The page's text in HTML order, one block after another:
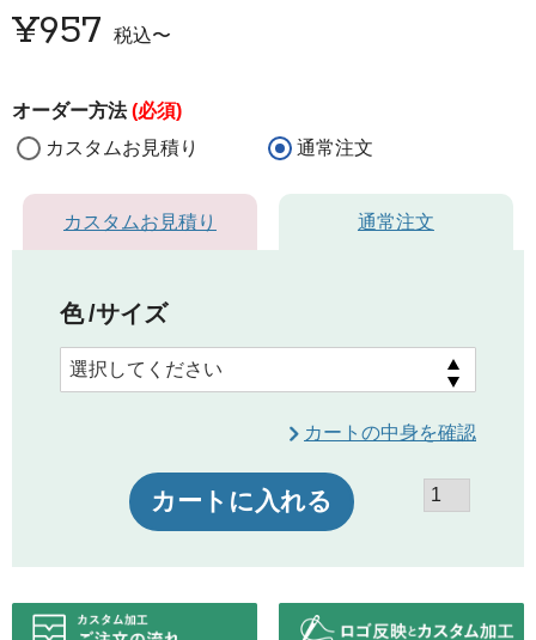
¥957 税込〜
オーダー方法(必須)
カスタムお見積り
通常注文
カスタムお見積り 通常注文
色 サイズ
カートの中身を確認
カートに入れる